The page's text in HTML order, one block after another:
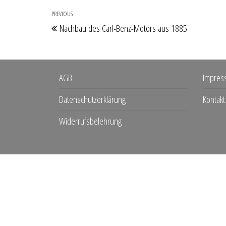
Beitragsnavigation
Previous
Post
PREVIOUS
Nachbau des Carl-Benz-Motors aus 1885
AGB
Datenschutzerklärung
Widerrufsbelehrung
Kontakt